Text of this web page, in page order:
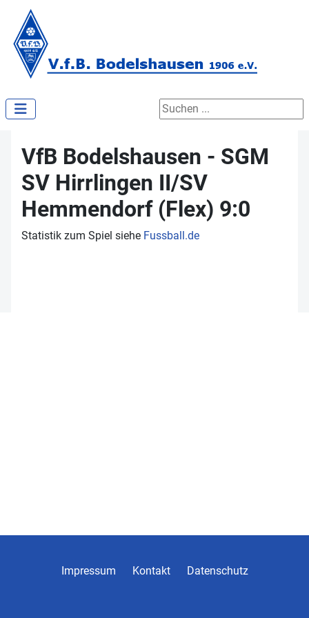
Suchen ...
VfB Bodelshausen - SGM
SV Hirrlingen II/SV
Hemmendorf (Flex) 9:0
Statistik zum Spiel siehe Fussball.de
Impressum Kontakt Datenschutz